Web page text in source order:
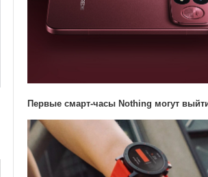
Первые смарт-часы Nothing могут